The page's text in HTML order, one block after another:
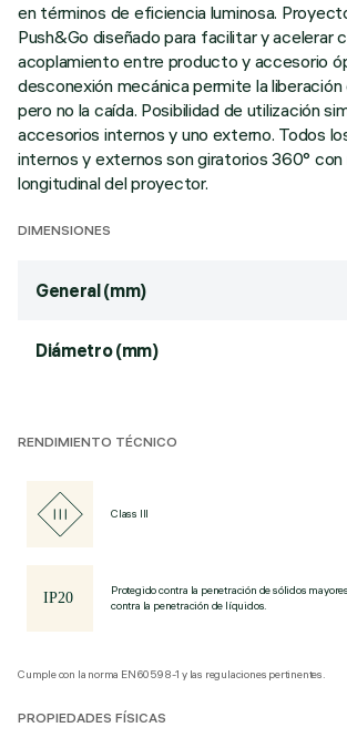
en términos de eficiencia luminosa.
Push&Go diseñado para facilitar y acelerar
acoplamiento entre producto y accesorio
desconexión mecánica permite la
pero no la caída. Posibilidad de utilización
accesorios internos y uno externo. Todos
internos y externos son giratorios 360°
longitudinal del proyector.
DIMENSIONES
General (mm)
Diámetro (mm)
RENDIMIENTO TÉCNICO
Class III
Protegido contra la penetración de sólidos
contra la penetración de líquidos.
Cumple con la norma EN60598-1 y las regulaciones pertinentes.
PROPIEDADES FÍSICAS